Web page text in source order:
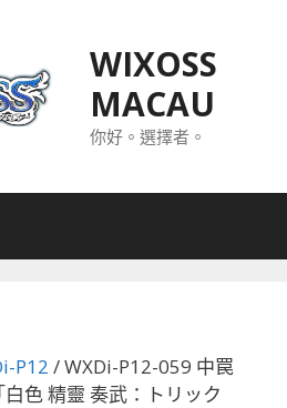
WIXOSS
MACAU
你好。選擇者。
P12 / WXDi-P12-059 中罠
色 精靈 奏武：トリック